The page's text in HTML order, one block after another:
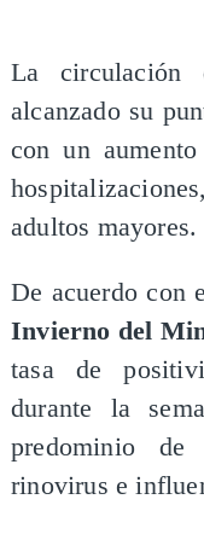
La circulación
alcanzado su
con un
adultos mayores.
De acuerdo con
Invierno del
tasa de
durante la
predominio
rinovirus e